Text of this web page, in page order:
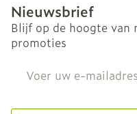
Nieuwsbrief
Blijf op de hoogte van
promoties